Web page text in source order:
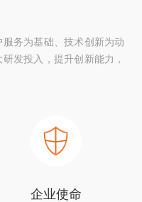
务为基础、技术创新为动
发投入，提升创新能力，
企业使命